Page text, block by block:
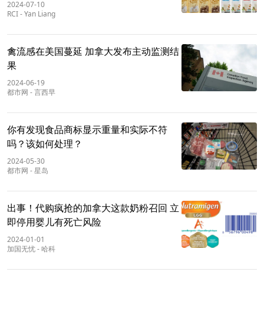
2024-07-10
RCI-Yan Liang
禽流感在美国蔓延 加拿大发布主动监测结
果
2024-06-19
都市网 -言西早
你有发现食品商标显示重量和实际不符
吗？该如何处理？
2024-05-30
都市网 -星岛
出事！代购疯抢的加拿大这款奶粉召回 立
即停用婴儿有死亡风险
2024-01-01
加国无忧-哈科